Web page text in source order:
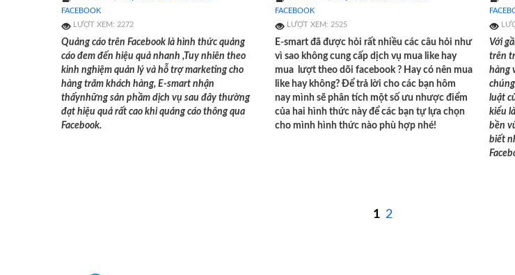
FACEBOOK
LƯỢT XEM: 2272
Quảng cáo trên Facebook là hình thức quảng
cáo đem đến hiệu quả nhanh ,Tuy nhiên theo
kinh nghiệm quản lý và hỗ trợ marketing cho
hàng trăm khách hàng, E-smart nhận
thấynhững sản phầm dịch vụ sau đây thường
đạt hiệu quả rất cao khi quảng cáo thông qua
Facebook.
FACEBOOK
LƯỢT XEM: 2525
E-smart đã được hỏi rất nhiều các câu hỏi như
vì sao không cung cấp dịch vụ mua like hay
mua lượt theo dõi facebook ? Hay có nên mua
like hay không? Để trả lời cho các bạn hôm
nay mình sẽ phân tích một số ưu nhược điểm
của hai hình thức này để các bạn tự lựa chọn
cho mình hình thức nào phù hợp nhé!
Với
trên
hàng
luật
kiểu
bền
biết
1 2